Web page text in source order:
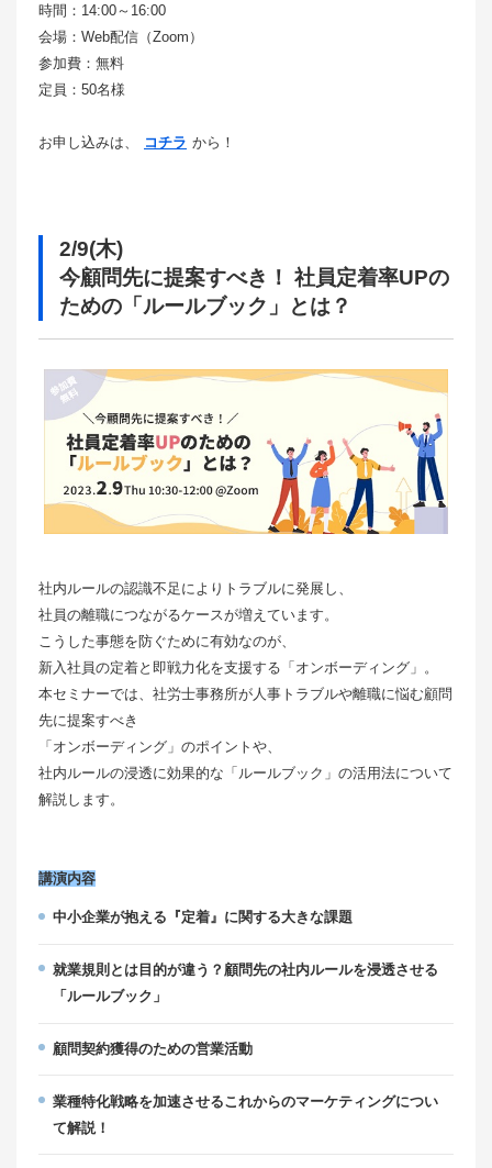
時間：14:00～16:00
会場：Web配信（Zoom）
参加費：無料
定員：50名様
お申し込みは、 コチラ から！
2/9(木)
今顧問先に提案すべき！ 社員定着率UPの
ための「ルールブック」とは？
社内ルールの認識不⾜によりトラブルに発展し、
社員の離職につながるケースが増えています。
こうした事態を防ぐために有効なのが、
新⼊社員の定着と即戦⼒化を⽀援する「オンボーディング」。
本セミナーでは、社労士事務所が⼈事トラブルや離職に悩む顧問
先に提案すべき
「オンボーディング」のポイントや、
社内ルールの浸透に効果的な「ルールブック」の活用法について
解説します。
講演内容
中小企業が抱える『定着』に関する大きな課題
就業規則とは目的が違う？顧問先の社内ルールを浸透させる
「ルールブック」
顧問契約獲得のための営業活動
業種特化戦略を加速させるこれからのマーケティングについ
て解説！